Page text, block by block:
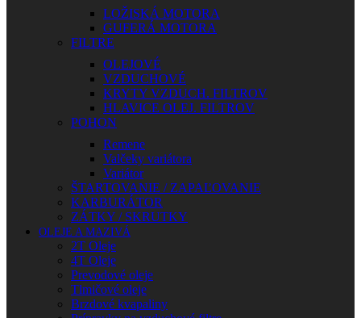
LOŽISKÁ MOTORA
GUFERÁ MOTORA
FILTRE
OLEJOVÉ
VZDUCHOVÉ
KRYTY VZDUCH. FILTROV
HLAVICE OLEJ. FILTROV
POHON
Remene
Valčeky variátora
Variátor
ŠTARTOVANIE / ZAPAĽOVANIE
KARBURÁTOR
ZÁTKY / SKRUTKY
OLEJE A MAZIVÁ
2T Oleje
4T Oleje
Prevodové oleje
Tlmičové oleje
Brzdové kvapaliny